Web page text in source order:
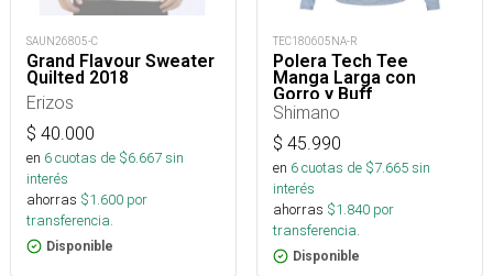
SAUN26805-C
Grand Flavour Sweater
Quilted 2018
Erizos
$ 40.000
en 6cuotas de $6.667sin
interés
ahorras $1.600 por
transferencia.
Disponible
TEC180605NA-R
Polera Tech Tee
Manga Larga con
Gorro y Buff
Shimano
$ 45.990
en 6cuotas de $7.665sin
interés
ahorras $1.840 por
transferencia.
Disponible